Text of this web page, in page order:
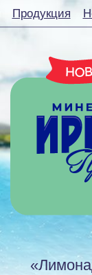
Продукция